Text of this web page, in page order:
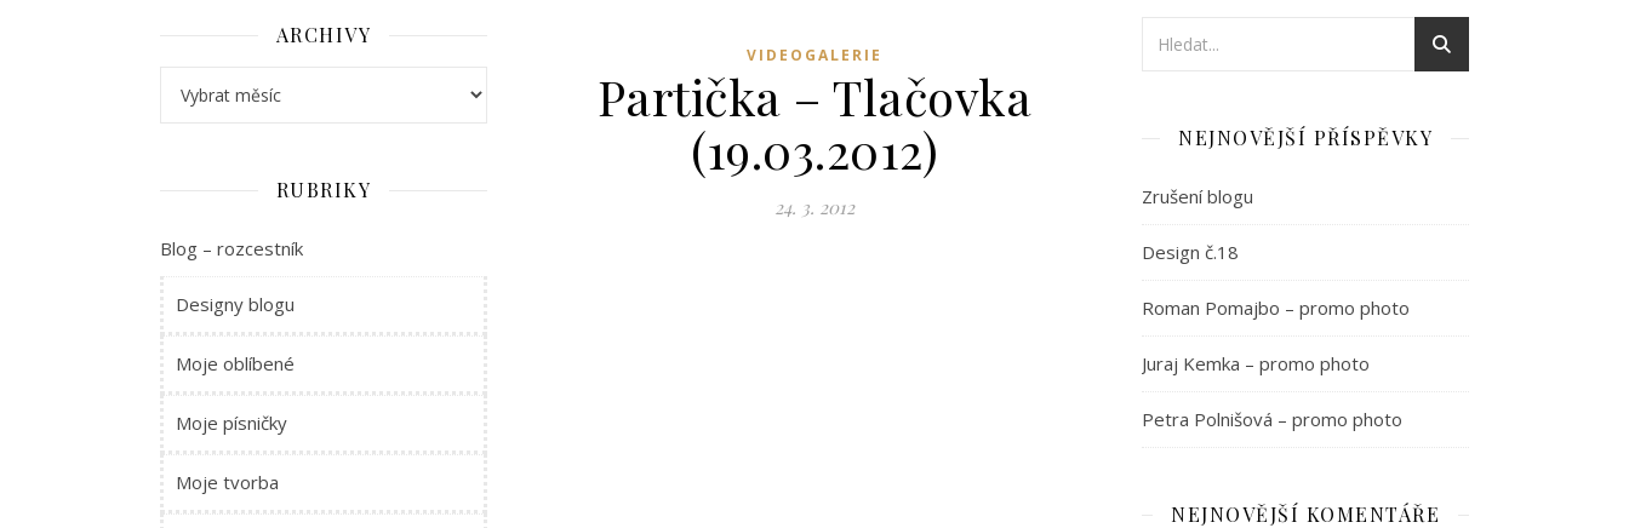
ARCHIVY
RUBRIKY
Blog – rozcestník
Designy blogu
Moje oblíbené
Moje písničky
Moje tvorba
VIDEOGALERIE
Partička – Tlačovka
(19.03.2012)
24. 3. 2012
NEJNOVĚJŠÍ PŘÍSPĚVKY
Zrušení blogu
Design č.18
Roman Pomajbo – promo photo
Juraj Kemka – promo photo
Petra Polnišová – promo photo
NEJNOVĚJŠÍ KOMENTÁŘE